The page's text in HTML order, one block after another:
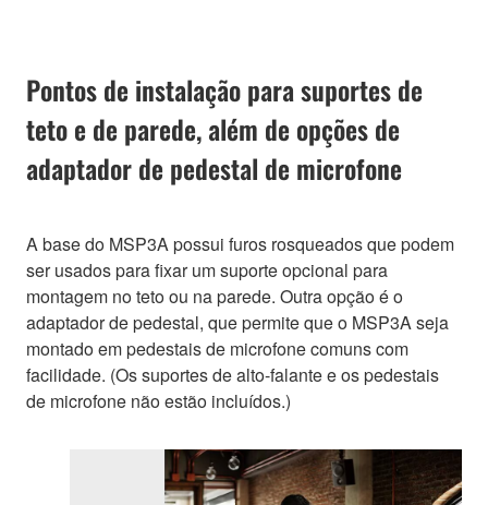
Pontos de instalação para suportes de
teto e de parede, além de opções de
adaptador de pedestal de microfone
A base do MSP3A possui furos rosqueados que podem
ser usados para fixar um suporte opcional para
montagem no teto ou na parede. Outra opção é o
adaptador de pedestal, que permite que o MSP3A seja
montado em pedestais de microfone comuns com
facilidade. (Os suportes de alto-falante e os pedestais
de microfone não estão incluídos.)